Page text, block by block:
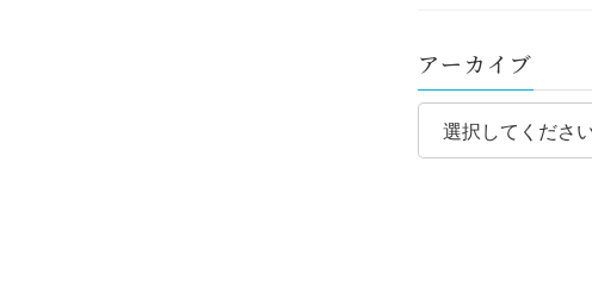
アーカイブ